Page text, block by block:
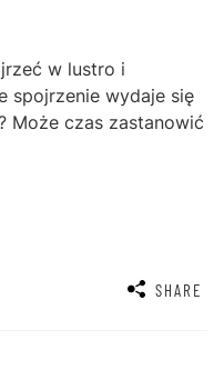
w lustro i
spojrzenie wydaje się
Może czas zastanowić
SHARE